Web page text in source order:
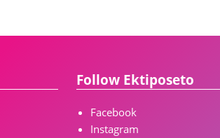
Follow Ektiposeto
Facebook
Instagram